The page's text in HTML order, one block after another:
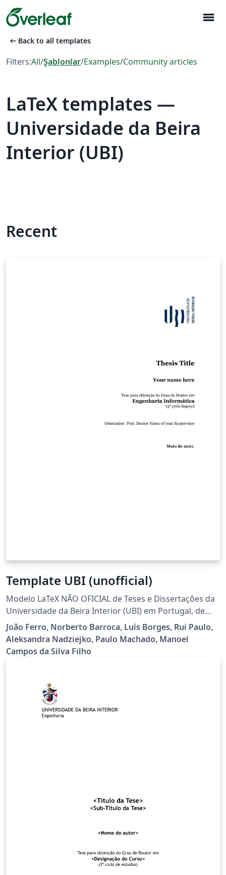
menu
arrow_left_alt Back to all templates
Filters:All/Şablonlar/Examples/Community articles
LaTeX templates —
Universidade da Beira
Interior (UBI)
Recent
Template UBI (unofficial)
Modelo LaTeX NÃO OFICIAL de Teses e Dissertações da
Universidade da Beira Interior (UBI) em Portugal, de
acordo com o despacho reitoral nº 2019/R/630. Esta é
uma versão reestruturada do projeto original que
conta com uma série de recursos e características,
como: separação total dos comandos e formatação do
tese/dissertação; inclusão de metadados no ficheiro
PDF gerado (autor, assunto, etc); dentre outras
melhorias. Para mais detalhes, aceda
https://github.com/manoelcampos/template-ubi-latex
João Ferro, Norberto Barroca, Luís Borges, Rui Paulo,
Aleksandra Nadziejko, Paulo Machado, Manoel
Campos da Silva Filho